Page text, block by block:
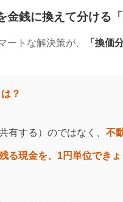
金銭に換えて分ける
ートな解決策が、 「換価
？
有する）のではなく、 不
る現金を、1円単位でき